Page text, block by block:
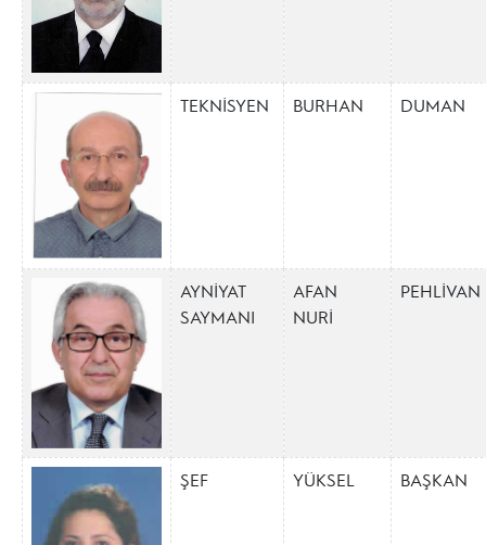
TEKNİSYEN BURHAN DUMAN
AYNİYAT
SAYMANI
AFAN
NURİ
PEHLİVAN
ŞEF YÜKSEL BAŞKAN